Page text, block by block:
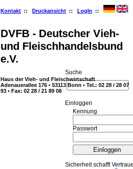
Kontakt :: Druckansicht :: LogIn ::
DVFB - Deutscher Vieh-
und Fleischhandelsbund
e.V.
Haus der Vieh- und Fleischwirtschaft
Adenauerallee 176 • 53113 Bonn • Tel.: 02 28 / 28 07
93 • Fax: 02 28 / 21 89 08
Suche
Ein­log­gen
Kennung
Passwort
Sicherheit schafft